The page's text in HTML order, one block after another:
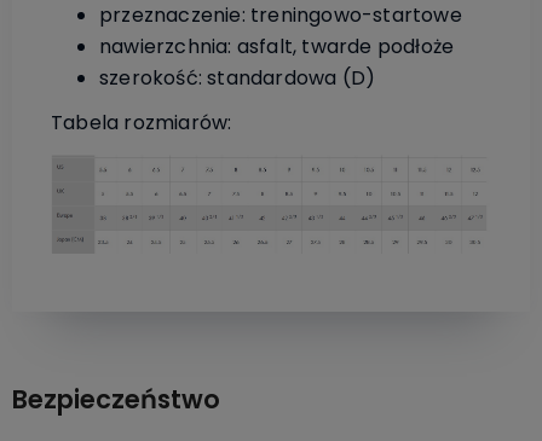
przeznaczenie: treningowo-startowe
nawierzchnia: asfalt, twarde podłoże
szerokość: standardowa (D)
Tabela rozmiarów:
Bezpieczeństwo